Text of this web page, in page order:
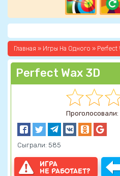
Главная » Игры На Одного » Perfect
Perfect Wax 3D
Сыграли: 585
ИГРА
НЕ РАБОТАЕТ?